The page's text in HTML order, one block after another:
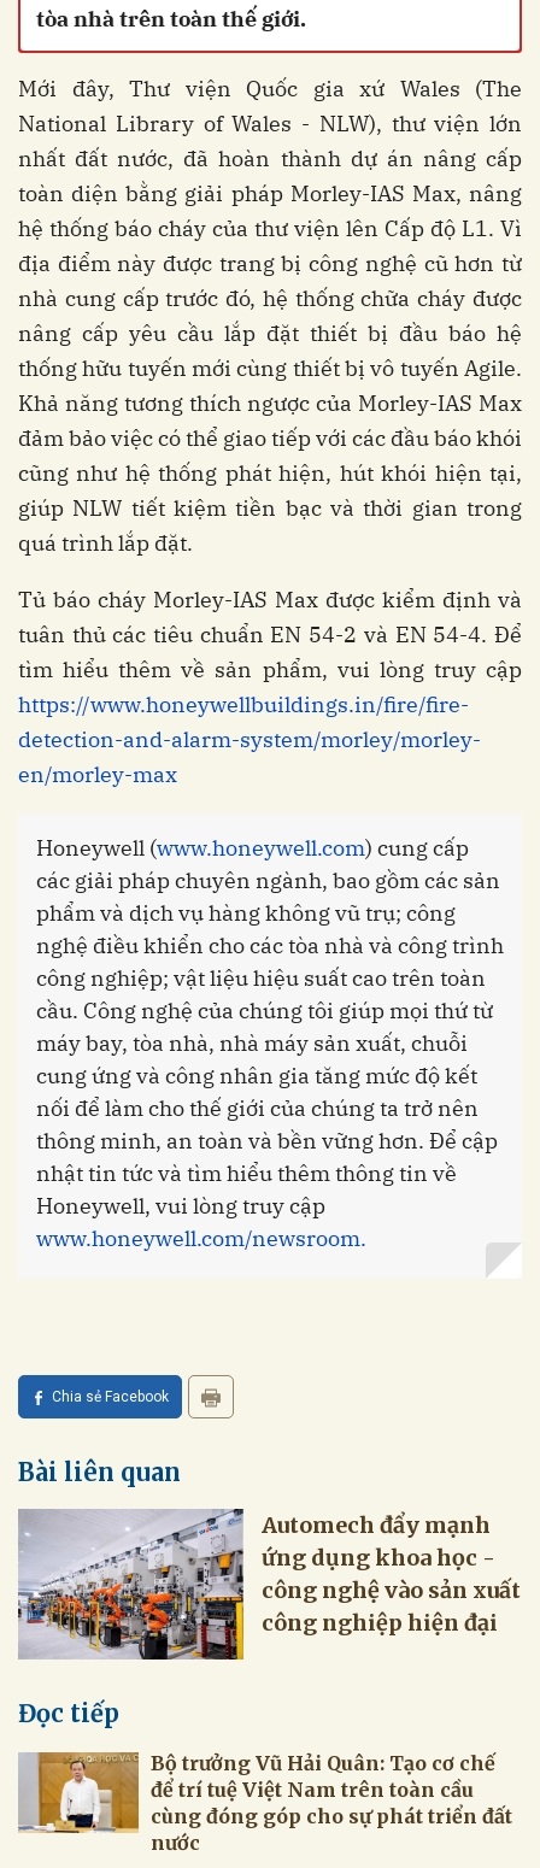
tòa nhà trên toàn thế giới.
Mới đây, Thư viện Quốc gia xứ Wales (The
National Library of Wales - NLW), thư viện lớn
nhất đất nước, đã hoàn thành dự án nâng cấp
toàn diện bằng giải pháp Morley-IAS Max, nâng
hệ thống báo cháy của thư viện lên Cấp độ L1. Vì
địa điểm này được trang bị công nghệ cũ hơn từ
nhà cung cấp trước đó, hệ thống chữa cháy được
nâng cấp yêu cầu lắp đặt thiết bị đầu báo hệ
thống hữu tuyến mới cùng thiết bị vô tuyến Agile.
Khả năng tương thích ngược của Morley-IAS Max
đảm bảo việc có thể giao tiếp với các đầu báo khói
cũng như hệ thống phát hiện, hút khói hiện tại,
giúp NLW tiết kiệm tiền bạc và thời gian trong
quá trình lắp đặt.
Tủ báo cháy Morley-IAS Max được kiểm định và
tuân thủ các tiêu chuẩn EN 54-2 và EN 54-4. Để
tìm hiểu thêm về sản phẩm, vui lòng truy cập
https://www.honeywellbuildings.in/fire/fire-
detection-and-alarm-system/morley/morley-
en/morley-max
Honeywell (www.honeywell.com) cung cấp
các giải pháp chuyên ngành, bao gồm các sản
phẩm và dịch vụ hàng không vũ trụ; công
nghệ điều khiển cho các tòa nhà và công trình
công nghiệp; vật liệu hiệu suất cao trên toàn
cầu. Công nghệ của chúng tôi giúp mọi thứ từ
máy bay, tòa nhà, nhà máy sản xuất, chuỗi
cung ứng và công nhân gia tăng mức độ kết
nối để làm cho thế giới của chúng ta trở nên
thông minh, an toàn và bền vững hơn. Để cập
nhật tin tức và tìm hiểu thêm thông tin về
Honeywell, vui lòng truy cập
www.honeywell.com/newsroom.
Chia sẻ Facebook
Bài liên quan
Automech đẩy mạnh
ứng dụng khoa học -
công nghệ vào sản xuất
công nghiệp hiện đại
Đọc tiếp
Bộ trưởng Vũ Hải Quân: Tạo cơ chế
để trí tuệ Việt Nam trên toàn cầu
cùng đóng góp cho sự phát triển đất
nước